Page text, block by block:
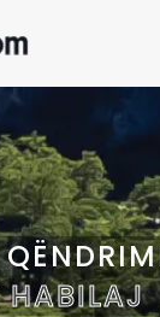
HABILAJ